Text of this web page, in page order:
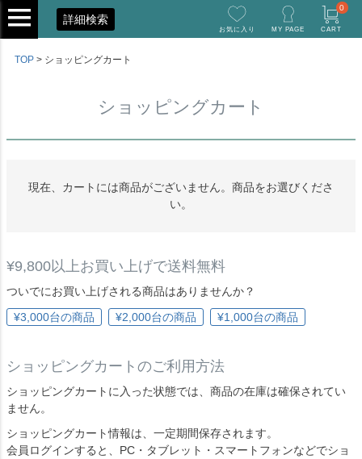
詳細検索
お気に入り MY PAGE CART
0
TOP ショッピングカート
ショッピングカート
現在、カートには商品がございません。商品をお選びくださ
い。
¥9,800以上お買い上げで送料無料
ついでにお買い上げされる商品はありませんか？
¥3,000台の商品
¥2,000台の商品 ¥1,000台の商品
ショッピングカートのご利用方法
ショッピングカートに入った状態では、商品の在庫は確保されてい
ません。
ショッピングカート情報は、一定期間保存されます。
会員ログインすると、PC・タブレット・スマートフォンなどでショ